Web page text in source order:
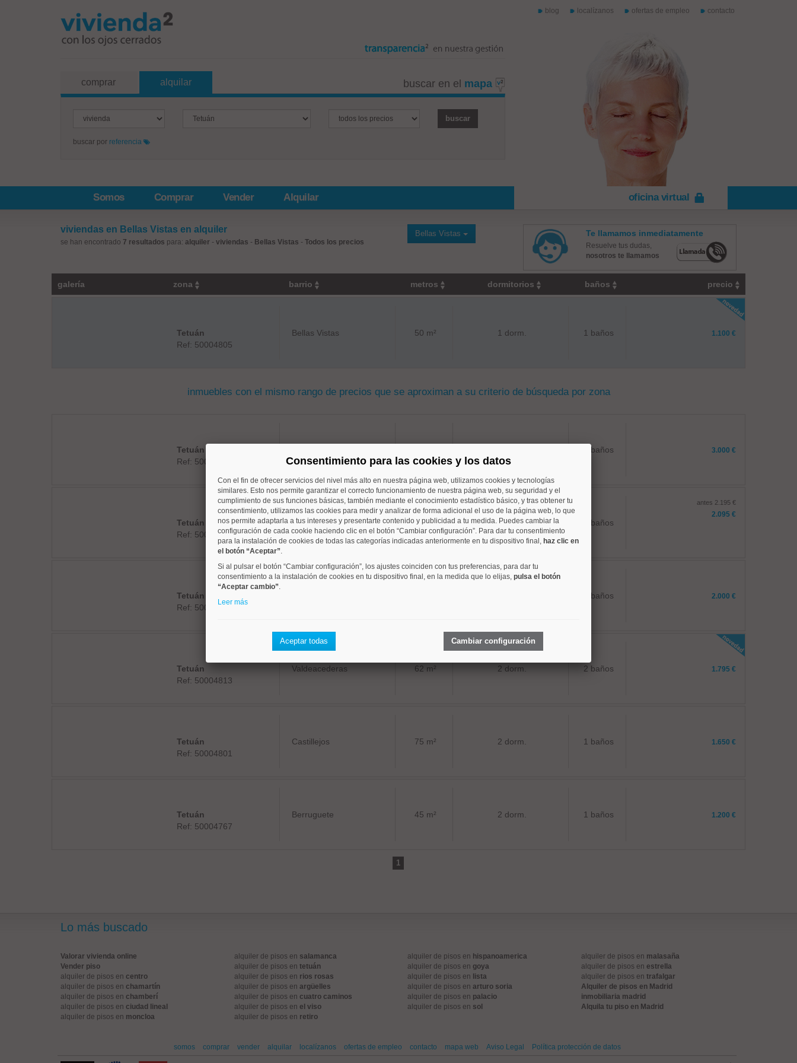
blog localízanos ofertas de empleo contacto
buscar en el mapa
comprar alquilar
buscar por referencia
Somos Comprar Vender Alquilar oficina virtual
viviendas en Bellas Vistas en alquiler
se han encontrado 7 resultados para: alquiler - viviendas - Bellas Vistas - Todos los precios
Bellas Vistas Te llamamos inmediatamente
Resuelve tus dudas,
nosotros te llamamos
galería zona barrio metros dormitorios baños precio
Tetuán
Ref: 50004805
Bellas Vistas 50 m² 1 dorm. 1 baños 1.100 €
inmuebles con el mismo rango de precios que se aproximan a su criterio de búsqueda por zona
Tetuán
Ref: 50004227
1 baños 3.000 €
Tetuán
Ref: 50004781
Cuatro Caminos 85 m² 3 dorm. 2 baños
antes 2.195 €
2.095 €
Tetuán
Ref: 50004217
1 baños 2.000 €
Tetuán
Ref: 50004813
Valdeacederas 62 m² 2 dorm. 2 baños 1.795 €
Tetuán
Ref: 50004801
Castillejos 75 m² 2 dorm. 1 baños 1.650 €
Tetuán
Ref: 50004767
Berruguete 45 m² 2 dorm. 1 baños 1.200 €
1
Lo más buscado
Valorar vivienda online
Vender piso
alquiler de pisos en centro
alquiler de pisos en chamartín
alquiler de pisos en chamberí
alquiler de pisos en ciudad lineal
alquiler de pisos en moncloa
alquiler de pisos en salamanca
alquiler de pisos en tetuán
alquiler de pisos en rios rosas
alquiler de pisos en argüelles
alquiler de pisos en cuatro caminos
alquiler de pisos en el viso
alquiler de pisos en retiro
alquiler de pisos en hispanoamerica
alquiler de pisos en goya
alquiler de pisos en lista
alquiler de pisos en arturo soria
alquiler de pisos en palacio
alquiler de pisos en sol
alquiler de pisos en malasaña
alquiler de pisos en estrella
alquiler de pisos en trafalgar
Alquiler de pisos en Madrid
inmobiliaria madrid
Alquila tu piso en Madrid
somos comprar vender alquilar localízanos ofertas de empleo contacto mapa web Aviso Legal Política protección de datos
Consentimiento para las cookies y los datos
Con el fin de ofrecer servicios del nivel más alto en nuestra página web, utilizamos cookies y tecnologías
similares. Esto nos permite garantizar el correcto funcionamiento de nuestra página web, su seguridad y el
cumplimiento de sus funciones básicas, también mediante el conocimiento estadístico básico, y tras obtener tu
consentimiento, utilizamos las cookies para medir y analizar de forma adicional el uso de la página web, lo que
nos permite adaptarla a tus intereses y presentarte contenido y publicidad a tu medida. Puedes cambiar la
configuración de cada cookie haciendo clic en el botón “Cambiar configuración”. Para dar tu consentimiento
para la instalación de cookies de todas las categorías indicadas anteriormente en tu dispositivo final, haz clic en
el botón “Aceptar”.
Si al pulsar el botón “Cambiar configuración”, los ajustes coinciden con tus preferencias, para dar tu
consentimiento a la instalación de cookies en tu dispositivo final, en la medida que lo elijas, pulsa el botón
“Aceptar cambio”.
Leer más
Aceptar todas Cambiar configuración